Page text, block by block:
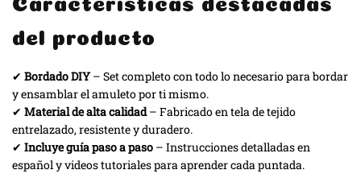
del producto
✔ Bordado DIY– Set completo con todo lo necesario para bordar
y ensamblar el amuleto por ti mismo.
✔ Material de alta calidad– Fabricado en tela de tejido
entrelazado, resistente y duradero.
✔ Incluye guía paso a paso – Instrucciones detalladas en
español y videos tutoriales para aprender cada puntada.